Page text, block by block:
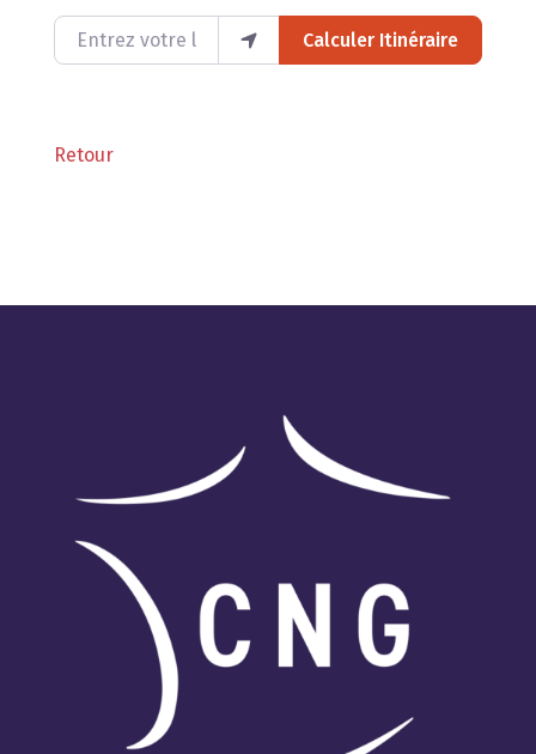
Entrez votre lieu Calculer Itinéraire
Retour